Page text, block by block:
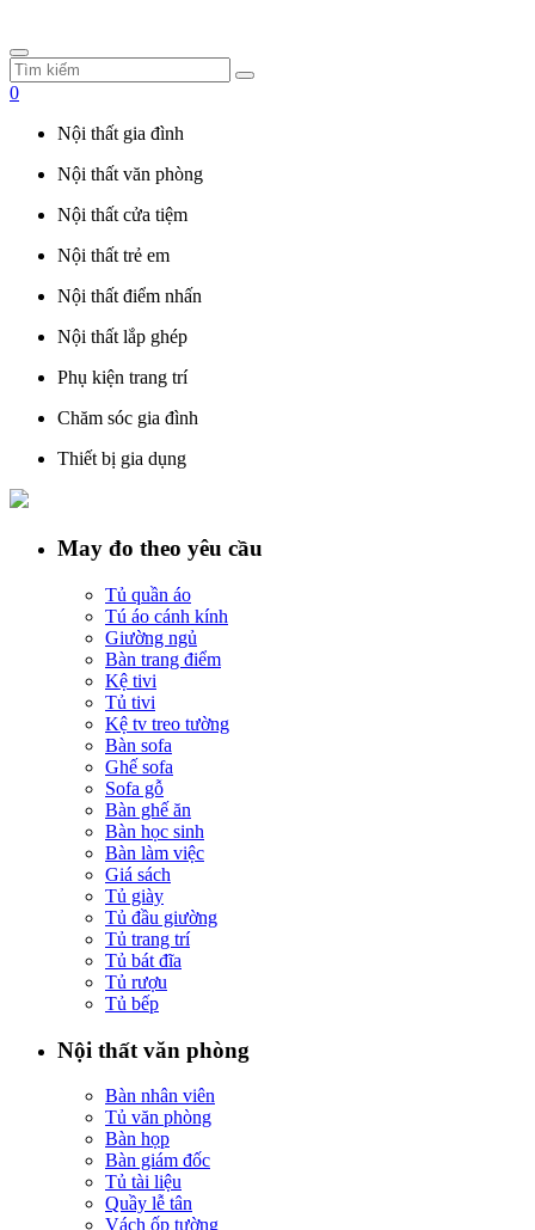
0
Nội thất gia đình
Nội thất văn phòng
Nội thất cửa tiệm
Nội thất trẻ em
Nội thất điểm nhấn
Nội thất lắp ghép
Phụ kiện trang trí
Chăm sóc gia đình
Thiết bị gia dụng
May đo theo yêu cầu
Tủ quần áo
Tú áo cánh kính
Giường ngủ
Bàn trang điểm
Kệ tivi
Tủ tivi
Kệ tv treo tường
Bàn sofa
Ghế sofa
Sofa gỗ
Bàn ghế ăn
Bàn học sinh
Bàn làm việc
Giá sách
Tủ giày
Tủ đầu giường
Tủ trang trí
Tủ bát đĩa
Tủ rượu
Tủ bếp
Nội thất văn phòng
Bàn nhân viên
Tủ văn phòng
Bàn họp
Bàn giám đốc
Tủ tài liệu
Quầy lễ tân
Vách ốp tường